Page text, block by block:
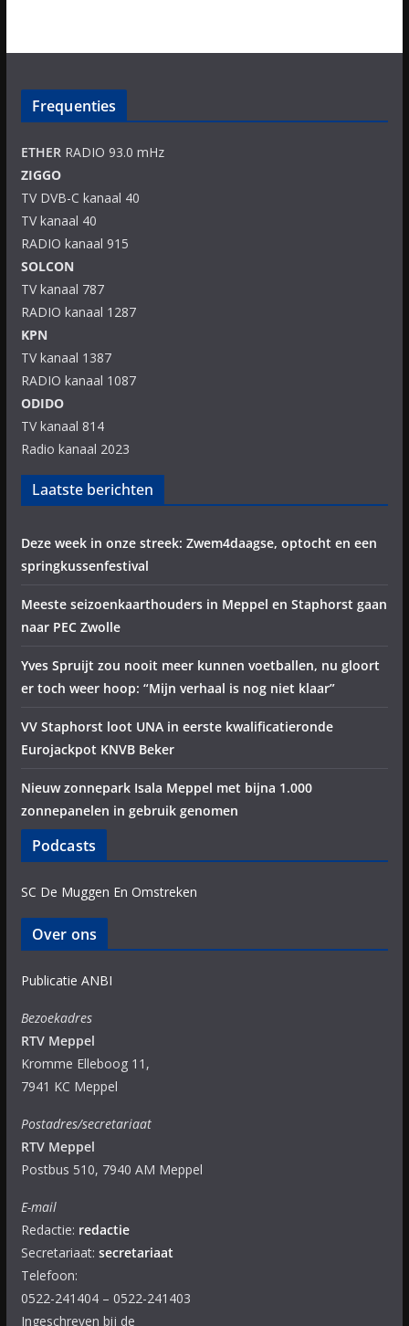
Frequenties
ETHERRADIO 93.0 mHz
ZIGGO
TV DVB-C kanaal 40
TV kanaal 40
RADIO kanaal 915
SOLCON
TV kanaal 787
RADIO kanaal 1287
KPN
TV kanaal 1387
RADIO kanaal 1087
ODIDO
TV kanaal 814
Radio kanaal 2023
Laatste berichten
Deze week in onze streek: Zwem4daagse, optocht en een
springkussenfestival
Meeste seizoenkaarthouders in Meppel en Staphorst gaan
naar PEC Zwolle
Yves Spruijt zou nooit meer kunnen voetballen, nu gloort
er toch weer hoop: “Mijn verhaal is nog niet klaar”
VV Staphorst loot UNA in eerste kwalificatieronde
Eurojackpot KNVB Beker
Nieuw zonnepark Isala Meppel met bijna 1.000
zonnepanelen in gebruik genomen
Podcasts
SC De Muggen En Omstreken
Over ons
Publicatie ANBI
Bezoekadres
RTV Meppel
Kromme Elleboog 11,
7941 KC Meppel
Postadres/secretariaat
RTV Meppel
Postbus 510, 7940 AM Meppel
E-mail
Redactie: redactie
Secretariaat: secretariaat
Telefoon:
0522-241404 – 0522-241403
Ingeschreven bij de